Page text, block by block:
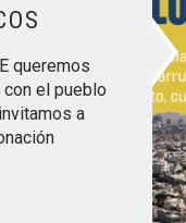
queremos
el pueblo
a